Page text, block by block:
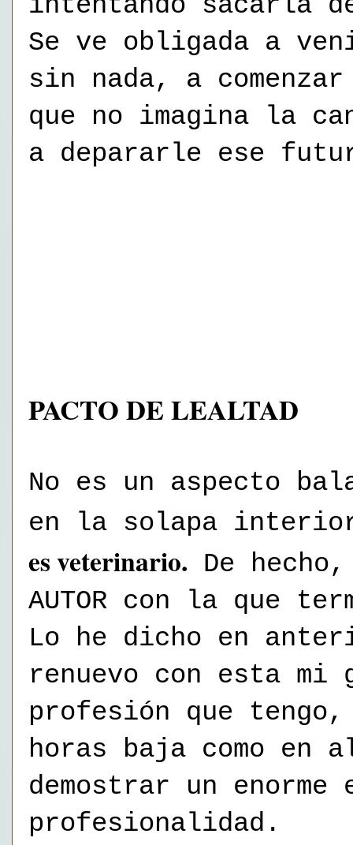
Se ve obligada a
sin nada, a
que no imagina la
a depararle ese
PACTO DE LEALTAD
No es un aspecto
en la solapa
es veterinario. De
AUTOR con la que
Lo he dicho en
renuevo con esta
profesión que
horas baja como en
demostrar un
profesionalidad.